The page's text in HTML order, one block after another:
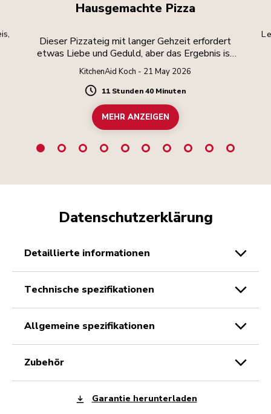
Hausgemachte Pizza
Dieser Pizzateig mit langer Gehzeit erfordert
etwas Liebe und Geduld, aber das Ergebnis ist
die Mühe wert.
KitchenAid Koch - 21 May 2026
Duration
11 Stunden 40 Minuten
MEHR ANZEIGEN
Datenschutzerklärung
detaillierte informationen
technische spezifikationen
allgemeine spezifikationen
zubehör
Garantie herunterladen